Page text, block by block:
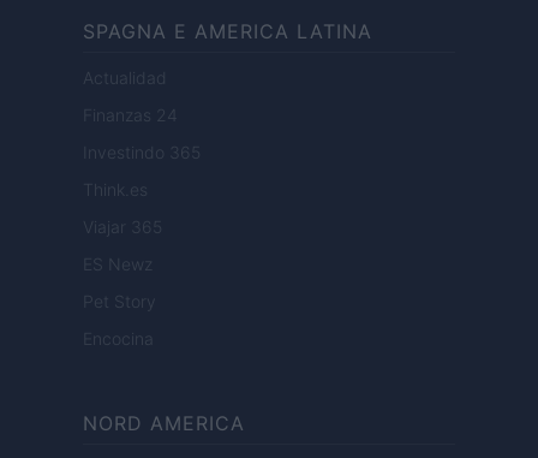
SPAGNA E AMERICA LATINA
Actualidad
Finanzas 24
Investindo 365
Think.es
Viajar 365
ES Newz
Pet Story
Encocina
NORD AMERICA